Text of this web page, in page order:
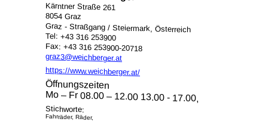
Kärntner Straße 261
8054 Graz
Graz - Straßgang / Steiermark, Österreich
Tel: +43 316 253900
Fax: +43 316 253900-20718
graz3@weichberger.at
https://www.weichberger.at/
Öffnungszeiten
Mo – Fr 08.00 – 12.00 13.00 - 17.00,
Stichworte:
Fahrräder, Räder,